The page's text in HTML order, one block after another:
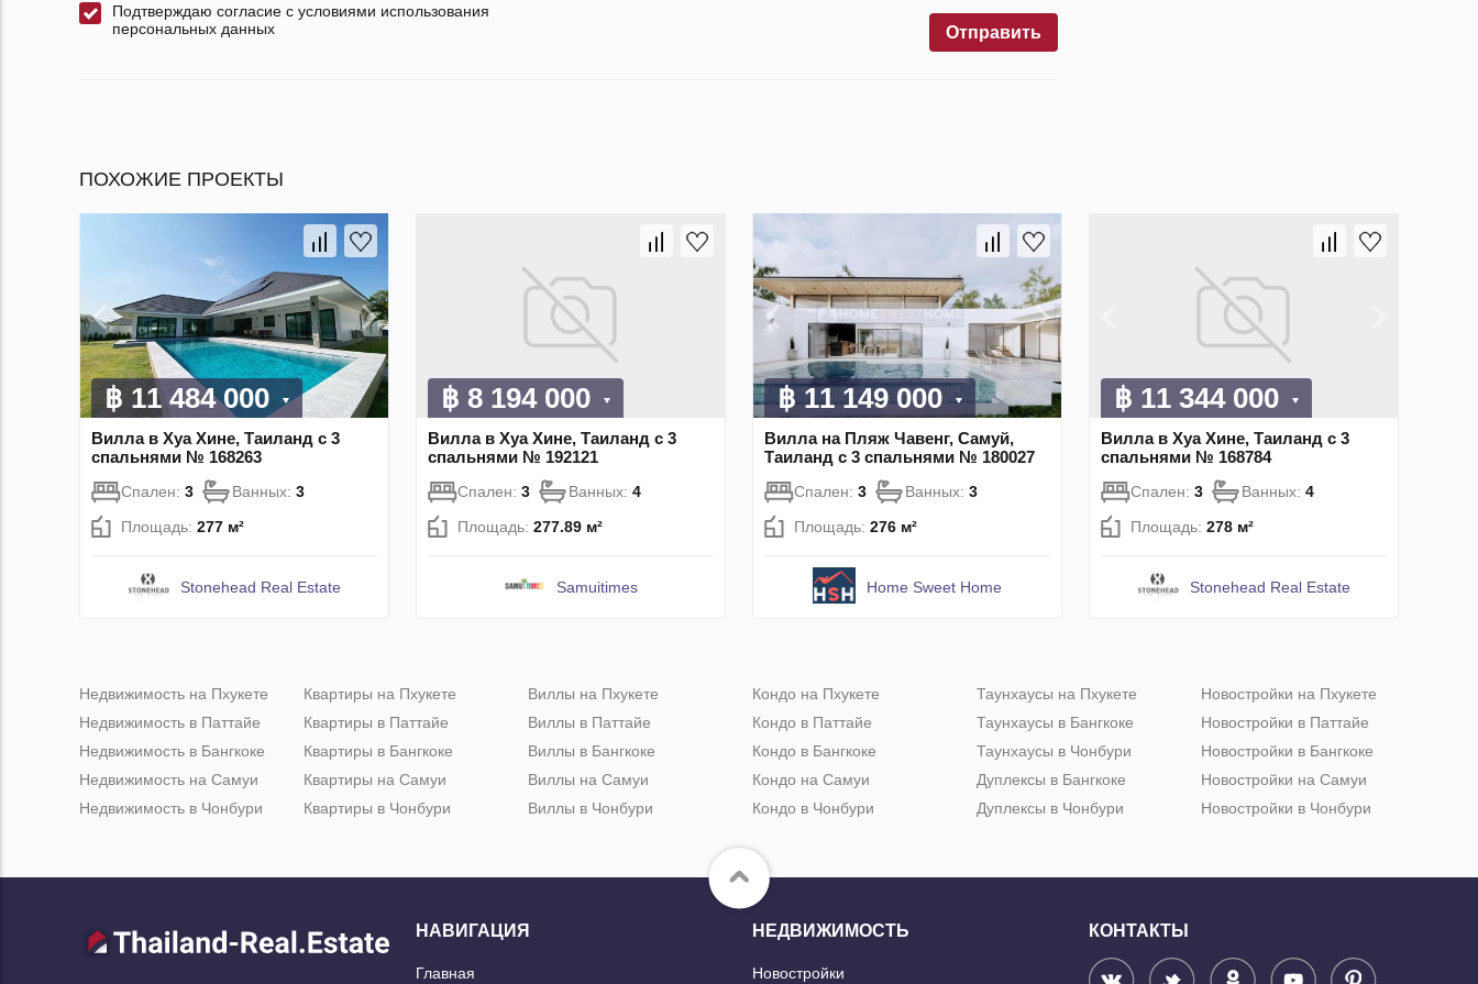
Подтверждаю согласие с условиями использования
персональных данных
Отправить
ПОХОЖИЕ ПРОЕКТЫ
฿ 11 484 000
Вилла в Хуа Хине, Таиланд с 3
спальнями № 168263
Спален: 3 Ванных: 3
Площадь: 277 м²
Stonehead Real Estate
฿ 8 194 000
Вилла в Хуа Хине, Таиланд с 3
спальнями № 192121
Спален: 3 Ванных: 4
Площадь: 277.89 м²
Samuitimes
฿ 11 149 000
Вилла на Пляж Чавенг, Самуй,
Таиланд с 3 спальнями № 180027
Спален: 3 Ванных: 3
Площадь: 276 м²
Home Sweet Home
฿ 11 344 000
Вилла в Хуа Хине, Таиланд с 3
спальнями № 168784
Спален: 3 Ванных: 4
Площадь: 278 м²
Stonehead Real Estate
Недвижимость на Пхукете
Недвижимость в Паттайе
Недвижимость в Бангкоке
Недвижимость на Самуи
Недвижимость в Чонбури
Квартиры на Пхукете
Квартиры в Паттайе
Квартиры в Бангкоке
Квартиры на Самуи
Квартиры в Чонбури
Виллы на Пхукете
Виллы в Паттайе
Виллы в Бангкоке
Виллы на Самуи
Виллы в Чонбури
Кондо на Пхукете
Кондо в Паттайе
Кондо в Бангкоке
Кондо на Самуи
Кондо в Чонбури
Таунхаусы на Пхукете
Таунхаусы в Бангкоке
Таунхаусы в Чонбури
Дуплексы в Бангкоке
Дуплексы в Чонбури
Новостройки на Пхукете
Новостройки в Паттайе
Новостройки в Бангкоке
Новостройки на Самуи
Новостройки в Чонбури
НАВИГАЦИЯ
Главная
НЕДВИЖИМОСТЬ
Новостройки
КОНТАКТЫ